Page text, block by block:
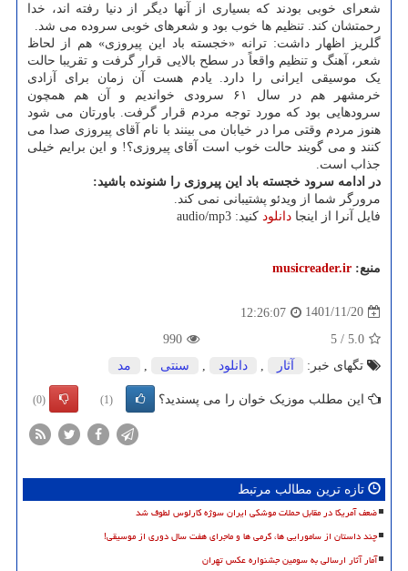
شعرای خوبی بودند که بسیاری از آنها دیگر از دنیا رفته اند، خدا
رحمتشان کند. تنظیم ها خوب بود و شعرهای خوبی سروده می شد.
گلریز اظهار داشت: ترانه «خجسته باد این پیروزی» هم از لحاظ
شعر، آهنگ و تنظیم واقعاً در سطح بالایی قرار گرفت و تقریبا حالت
یک موسیقی ایرانی را دارد. یادم هست آن زمان برای آزادی
خرمشهر هم در سال ۶۱ سرودی خواندیم و آن هم همچون
سرودهایی بود که مورد توجه مردم قرار گرفت. باورتان می شود
هنوز مردم وقتی مرا در خیابان می بینند با نام آقای پیروزی صدا می
کنند و می گویند حالت خوب است آقای پیروزی؟! و این برایم خیلی
جذاب است.
در ادامه سرود خجسته باد این پیروزی را شنونده باشید:
مرورگر شما از ویدئو پشتیبانی نمی کند.
فایل آنرا از اینجا دانلود کنید: audio/mp3
منبع: musicreader.ir
1401/11/20
12:26:07
5.0
/
5
990
تگهای خبر:
آثار , دانلود , سنتی , مد
این مطلب موزیک خوان را می پسندید؟ (1)
(0)
تازه ترین مطالب مرتبط
ضعف آمریکا در مقابل حملات موشکی ایران سوژه کارلوس لطوف شد
چند داستان از سامورایی ها، گرمی ها و ماجرای هفت سال دوری از موسیقی!
آمار آثار ارسالی به سومین جشنواره عکس تهران